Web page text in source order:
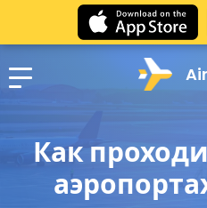
Как